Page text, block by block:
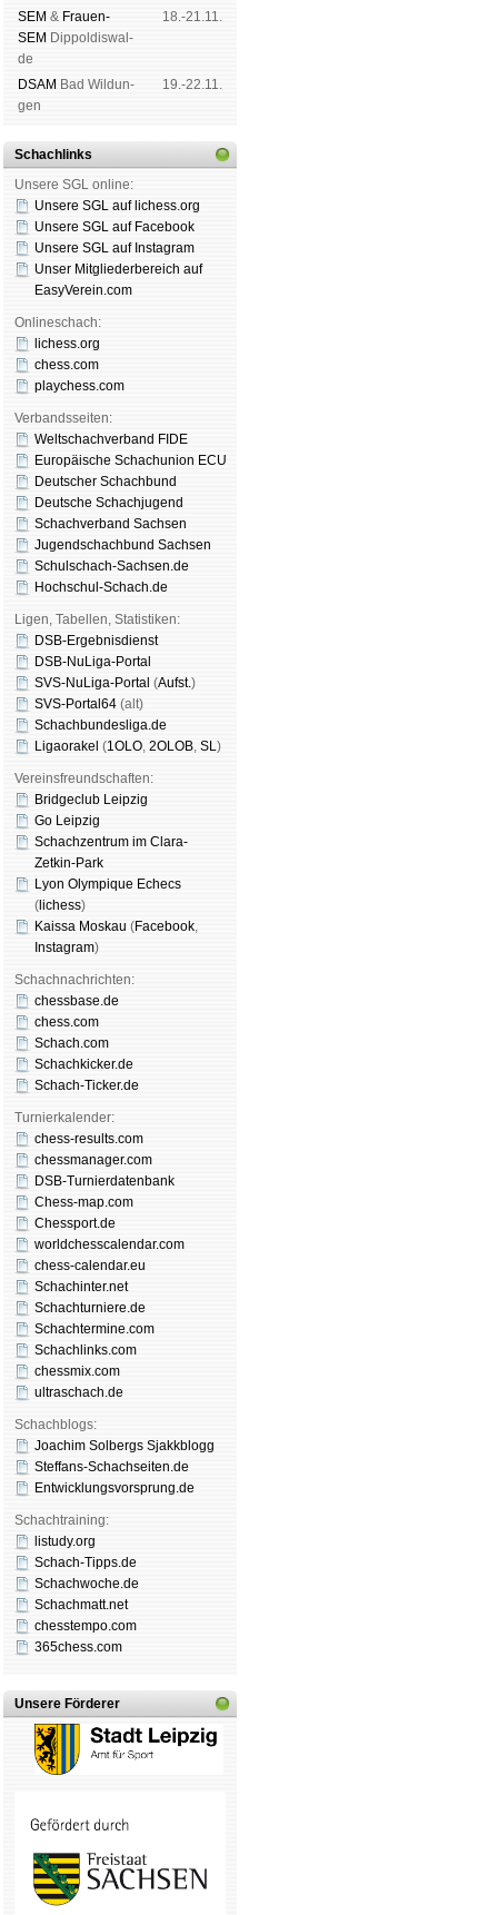
SEM & Frauen-
SEM Dip­pol­dis­wal­
de
18.-21.11.
DSAM Bad Wil­dun­
gen
19.-22.11.
Schachlinks
Unsere SGL online:
Unsere SGL auf li­chess.org
Unsere SGL auf Face­book
Unsere SGL auf Insta­gram
Unser Mitgliederbereich auf
EasyVerein.com
Onlineschach:
lichess.org
chess.com
playchess.com
Verbandsseiten:
Weltschachverband FIDE
Europäische Schachunion ECU
Deutscher Schachbund
Deutsche Schachjugend
Schachverband Sachsen
Jugendschachbund Sachsen
Schulschach-Sachsen.de
Hochschul-Schach.de
Ligen, Tabellen, Statistiken:
DSB-Ergebnisdienst
DSB-NuLiga-Portal
SVS-NuLiga-Portal (Aufst.)
SVS-Portal64 (alt)
Schachbundesliga.de
Ligaorakel (1OLO, 2OLOB, SL)
Vereinsfreundschaften:
Bridgeclub Leipzig
Go Leipzig
Schachzentrum im Clara-
Zetkin-Park
Lyon Olympique Echecs
( lichess)
Kaissa Moskau (Face­book,
Insta­gram)
Schachnachrichten:
chessbase.de
chess.com
Schach.com
Schachkicker.de
Schach-Ticker.de
Turnierkalender:
chess-results.com
chessmanager.com
DSB-Turnierdatenbank
Chess-map.com
Chessport.de
worldchesscalendar.com
chess-calendar.eu
Schachinter.net
Schachturniere.de
Schachtermine.com
Schachlinks.com
chessmix.com
ultraschach.de
Schachblogs:
Joachim Solbergs Sjakkblogg
Steffans-Schachseiten.de
Entwicklungsvorsprung.de
Schachtraining:
listudy.org
Schach-Tipps.de
Schachwoche.de
Schachmatt.net
chesstempo.com
365chess.com
Unsere Förderer